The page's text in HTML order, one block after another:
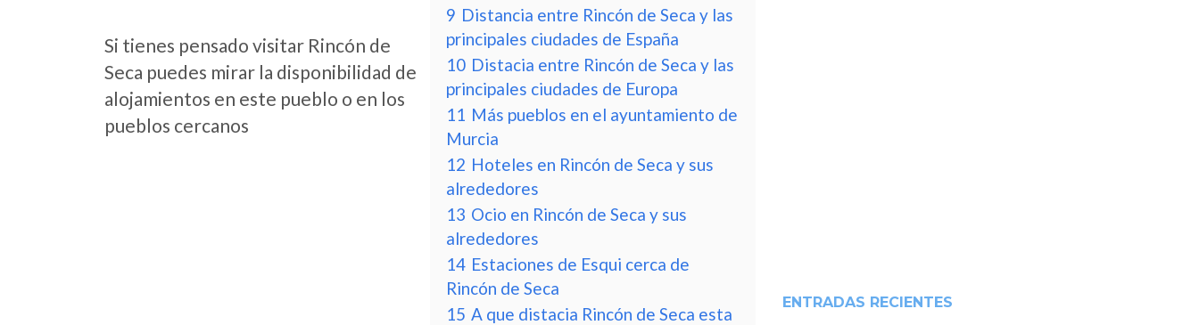
Si tienes pensado visitar Rincón de
Seca puedes mirar la disponibilidad de
alojamientos en este pueblo o en los
pueblos cercanos
9 Distancia entre Rincón de Seca y las
principales ciudades de España
10 Distacia entre Rincón de Seca y las
principales ciudades de Europa
11 Más pueblos en el ayuntamiento de
Murcia
12 Hoteles en Rincón de Seca y sus
alrededores
13 Ocio en Rincón de Seca y sus
alrededores
14 Estaciones de Esqui cerca de
Rincón de Seca
15 A que distacia Rincón de Seca esta
ENTRADAS RECIENTES